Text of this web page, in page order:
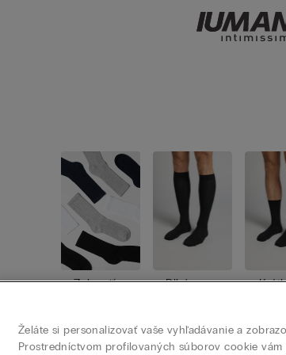
Zobraziť v
Dlhé pono
Želáte si personalizovať vaše vyhľadávanie a
Prostredníctvom profilovaných súborov cookie